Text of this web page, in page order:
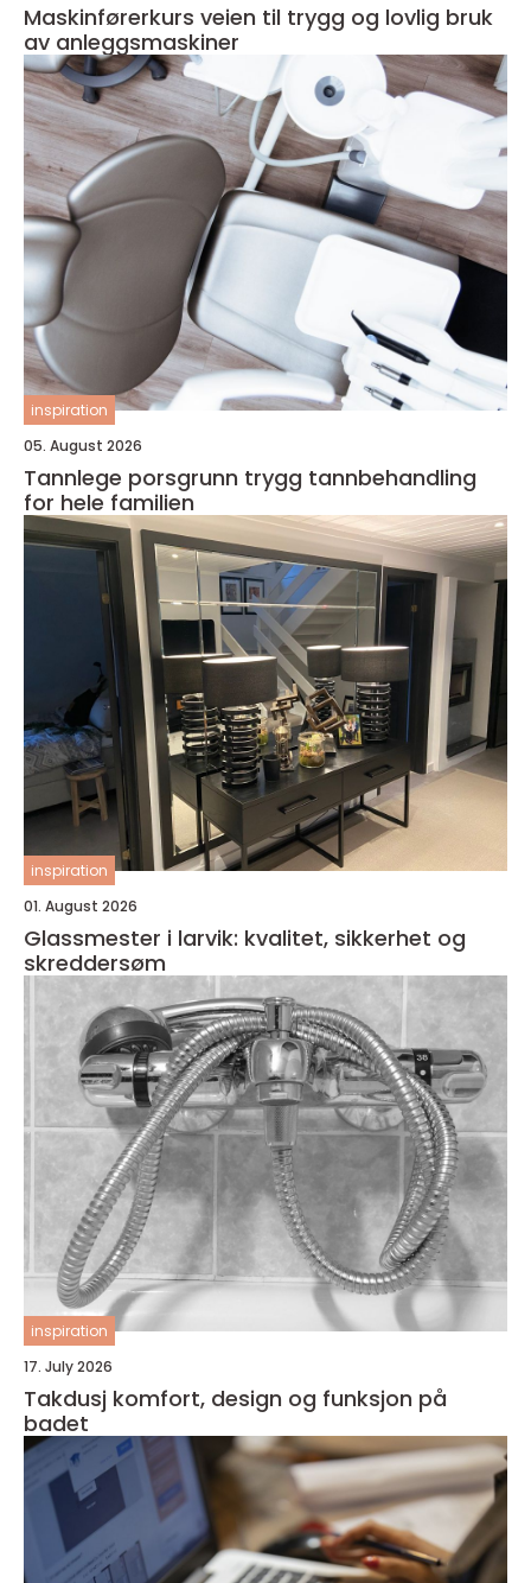
Maskinførerkurs veien til trygg og lovlig bruk
av anleggsmaskiner
inspiration
05. August 2026
Tannlege porsgrunn trygg tannbehandling
for hele familien
inspiration
01. August 2026
Glassmester i larvik: kvalitet, sikkerhet og
skreddersøm
inspiration
17. July 2026
Takdusj komfort, design og funksjon på
badet